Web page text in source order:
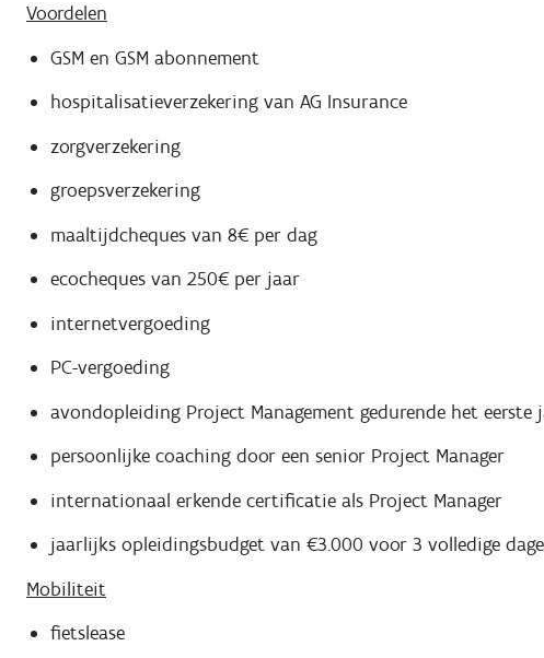
Voordelen
GSM en GSM abonnement
hospitalisatieverzekering van AG Insurance
zorgverzekering
groepsverzekering
maaltijdcheques van 8€ per dag
ecocheques van 250€ per jaar
internetvergoeding
PC-vergoeding
avondopleiding Project Management gedurende het eerste
persoonlijke coaching door een senior Project Manager
internationaal erkende certificatie als Project Manager
jaarlijks opleidingsbudget van €3.000 voor 3 volledige
Mobiliteit
fietslease